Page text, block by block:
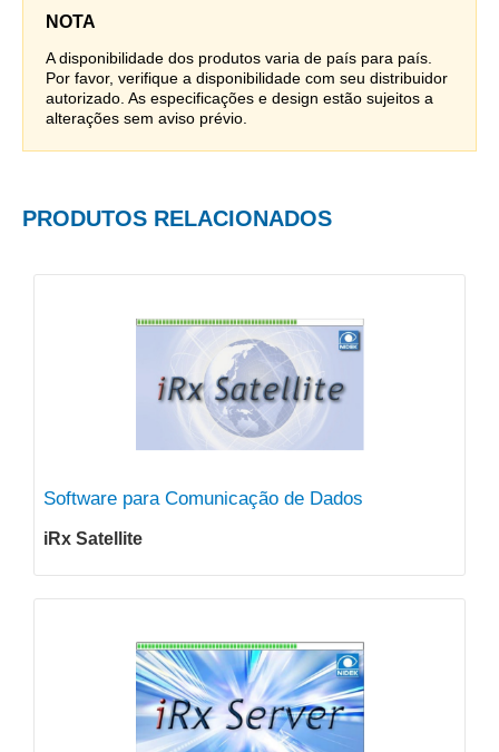
NOTA
A disponibilidade dos produtos varia de país para país.
Por favor, verifique a disponibilidade com seu distribuidor
autorizado. As especificações e design estão sujeitos a
alterações sem aviso prévio.
PRODUTOS RELACIONADOS
Software para Comunicação de Dados
iRx Satellite